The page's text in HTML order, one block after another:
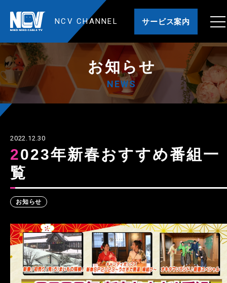
NCV CHANNEL サービス案内
お知らせ
NEWS
2022.12.30
2023年新春おすすめ番組一
覧
お知らせ